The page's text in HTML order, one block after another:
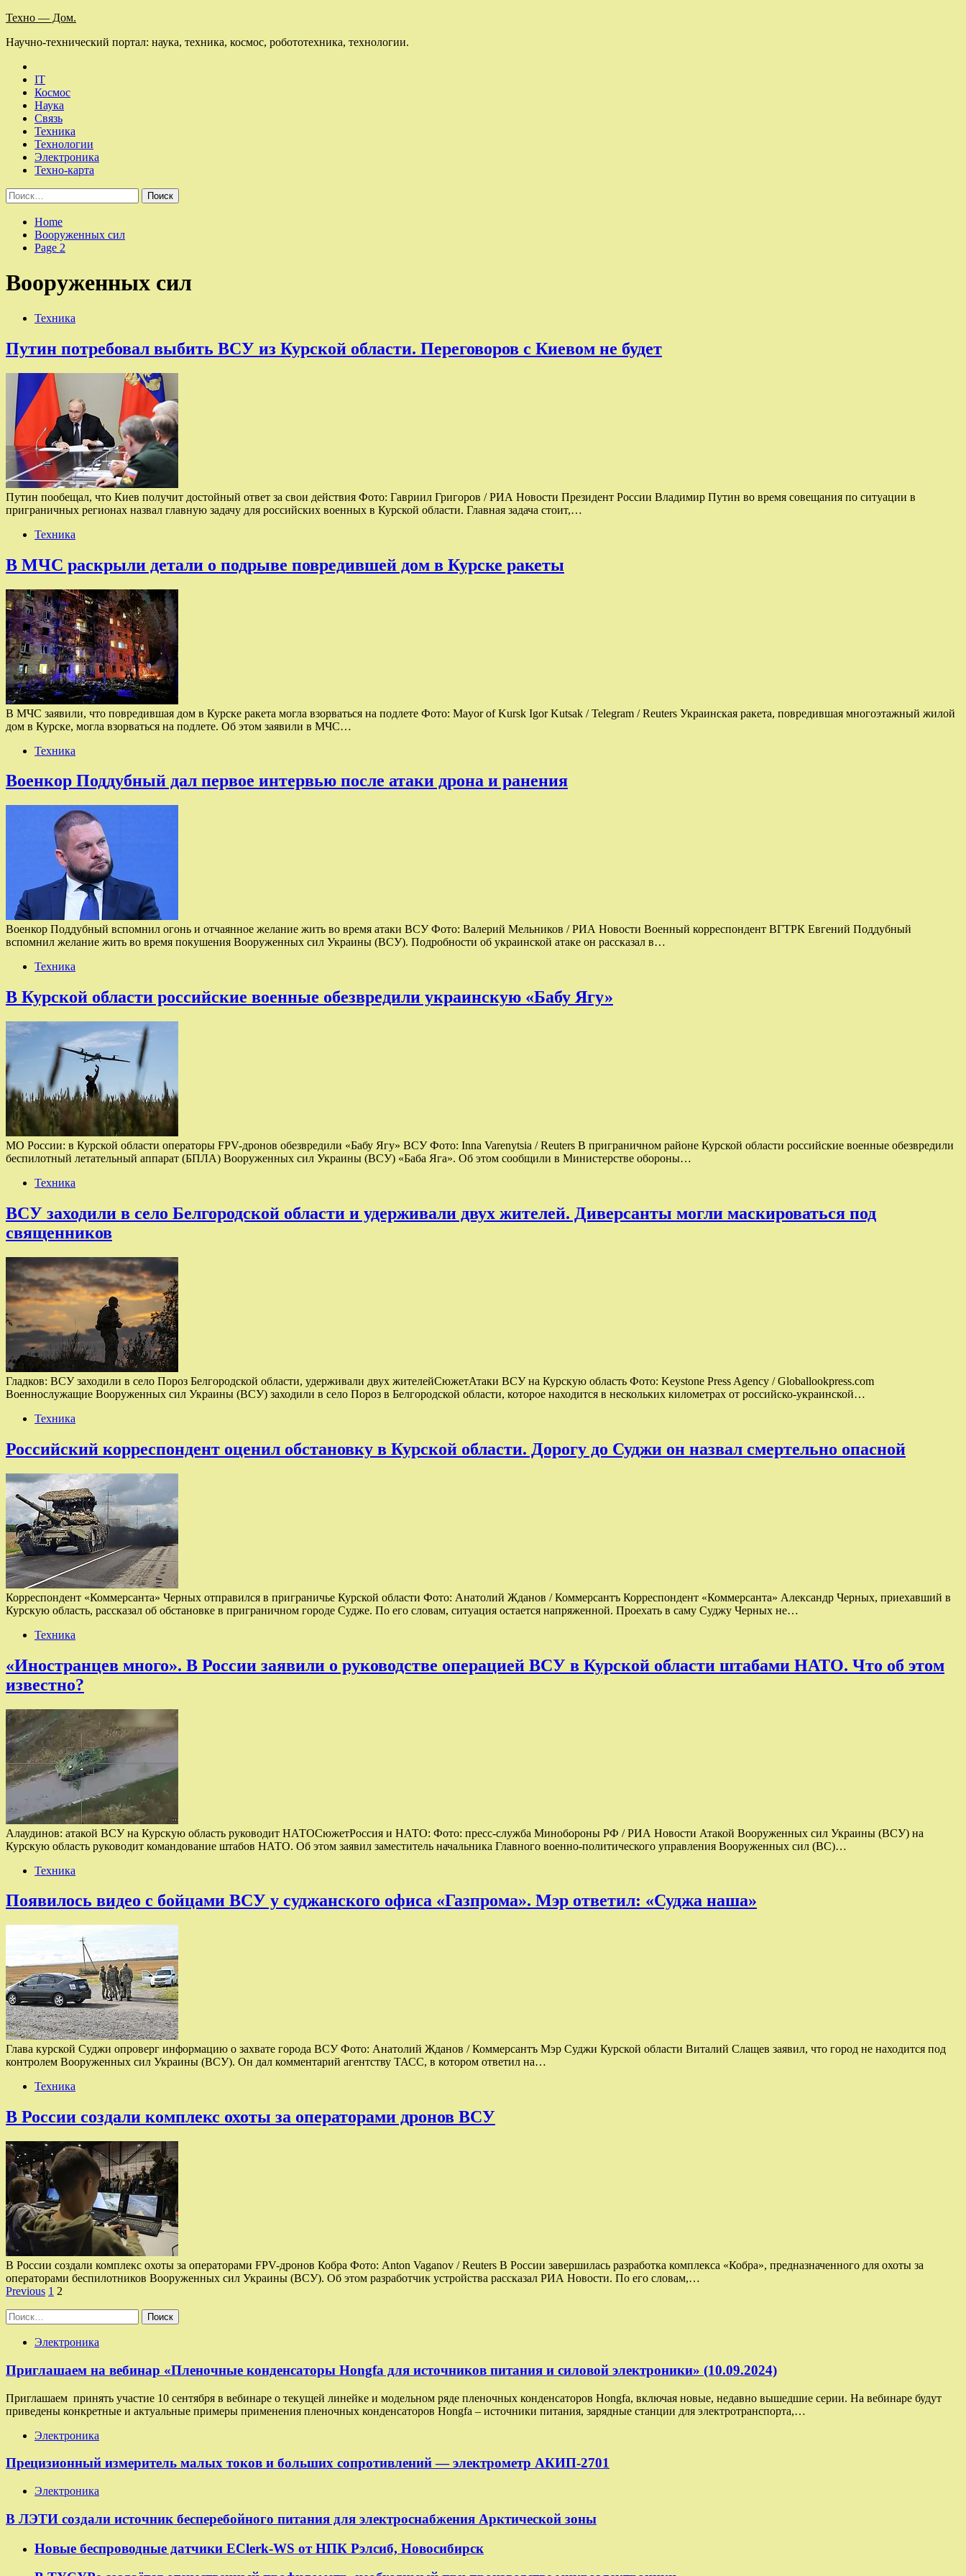
Skip
content
Техно — Дом.
Научно-технический портал: наука, техника, космос, робототехника, технологии.
IT
Космос
Наука
Связь
Техника
Технологии
Электроника
Техно-карта
Найти:
Home
Вооруженных сил
Page 2
Вооруженных сил
Техника
Путин потребовал выбить ВСУ из Курской области. Переговоров с Киевом не будет
Путин пообещал, что Киев получит достойный ответ за свои действия Фото: Гавриил Григоров / РИА Новости Президент России Владимир Путин во время совещания по ситуации в
приграничных регионах назвал главную задачу для российских военных в Курской области. Глaвная задача стоит,…
Техника
В МЧС раскрыли детали о подрыве повредившей дом в Курске ракеты
В МЧС заявили, что повредившая дом в Курске ракета могла взорваться на подлете Фото: Mayor of Kursk Igor Kutsak / Telegram / Reuters Украинская ракета, повредившая многоэтажный жилой
дом в Курске, могла взорваться на подлете. Об этом заявили в МЧС…
Техника
Военкор Поддубный дал первое интервью после атаки дрона и ранения
Военкор Поддубный вспомнил огонь и отчаянное желание жить во время атаки ВСУ Фото: Валерий Мельников / РИА Новости Военный корреспондент ВГТРК Евгений Поддубный
вспомнил желание жить во время покушения Вооруженных сил Украины (ВСУ). Подробности об украинской атаке он рассказал в…
Техника
В Курской области российские военные обезвредили украинскую «Бабу Ягу»
МО России: в Курской области операторы FPV-дронов обезвредили «Бабу Ягу» ВСУ Фото: Inna Varenytsia / Reuters В приграничном районе Курской области российские военные обезвредили
беспилотный летательный аппарат (БПЛА) Вооруженных сил Украины (ВСУ) «Баба Яга». Об этом сообщили в Министерстве обороны…
Техника
ВСУ заходили в село Белгородской области и удерживали двух жителей. Диверсанты могли маскироваться под
священников
Гладков: ВСУ заходили в село Пороз Белгородской области, удерживали двух жителейСюжетАтаки ВСУ на Курскую область Фото: Keystone Press Agency / Globallookpress.com
Военнослужащие Вооруженных сил Украины (ВСУ) заходили в село Пороз в Белгородской области, которое находится в нескольких километрах от российско-украинской…
Техника
Российский корреспондент оценил обстановку в Курской области. Дорогу до Суджи он назвал смертельно опасной
Корреспондент «Коммерсанта» Черных отправился в приграничье Курской области Фото: Анатолий Жданов / Коммерсантъ Корреспондент «Коммерсанта» Александр Черных, приехавший в
Курскую область, рассказал об обстановке в приграничном городе Судже. По его словам, ситуация остается напряженной. Проехать в саму Суджу Черных не…
Техника
«Иностранцев много». В России заявили о руководстве операцией ВСУ в Курской области штабами НАТО. Что об этом
известно?
Алаудинов: атакой ВСУ на Курскую область руководит НАТОСюжетРоссия и НАТО: Фото: пресс-служба Минобороны РФ / РИА Новости Атакой Вооруженных сил Украины (ВСУ) на
Курскую область руководит командование штабов НАТО. Об этом заявил заместитель начальника Главного военно-политического управления Вооруженных сил (ВС)…
Техника
Появилось видео с бойцами ВСУ у суджанского офиса «Газпрома». Мэр ответил: «Суджа наша»
Глава курской Суджи опроверг информацию о захвате города ВСУ Фото: Анатолий Жданов / Коммерсантъ Мэр Суджи Курской области Виталий Слащев заявил, что город не находится под
контролем Вооруженных сил Украины (ВСУ). Он дал комментарий агентству ТАСС, в котором ответил на…
Техника
В России создали комплекс охоты за операторами дронов ВСУ
В России создали комплекс охоты за операторами FPV-дронов Кобра Фото: Anton Vaganov / Reuters В России завершилась разработка комплекса «Кобра», предназначенного для охоты за
операторами беспилотников Вооруженных сил Украины (ВСУ). Об этом разработчик устройства рассказал РИА Новости. По его словам,…
Пагинация
записей
Previous 1 2
Найти:
Электроника
Приглашаем на вебинар «Пленочные конденсаторы Hongfa для источников питания и силовой электроники» (10.09.2024)
Приглашаем принять участие 10 сентября в вебинаре о текущей линейке и модельном ряде пленочных конденсаторов Hongfa, включая новые, недавно вышедшие серии. На вебинаре будут
приведены конкретные и актуальные примеры применения пленочных конденсаторов Hongfa – источники питания, зарядные станции для электротранспорта,…
Электроника
Прецизионный измеритель малых токов и больших сопротивлений — электрометр АКИП-2701
Электроника
В ЛЭТИ создали источник бесперебойного питания для электроснабжения Арктической зоны
Новые беспроводные датчики EClerk-WS от НПК Рэлсиб, Новосибирск